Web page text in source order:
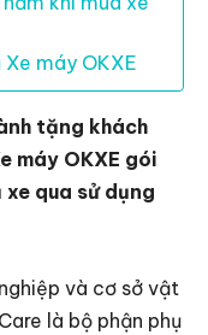
máy OKXE
tặng khách
máy OKXE gói
xe qua sử dụng
và cơ sở vật
là bộ phận phụ